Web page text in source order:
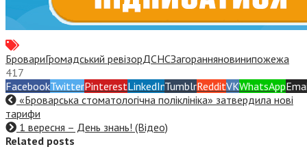
БровариГромадський ревізорДСНСЗагоранняновинипожежа
417
FacebookTwitterPinterestLinkedInTumblrRedditVKWhatsApp
«Броварська стоматологічна поліклініка» затвердила нові
тарифи
1 вересня – День знань! (Відео)
Related posts